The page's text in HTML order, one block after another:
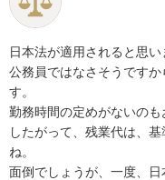
日本法が適用されると思い
公務員ではなさそうです
す。
勤務時間の定めがないのも
したがって、残業代は、
ね。
面倒でしょうが、一度、